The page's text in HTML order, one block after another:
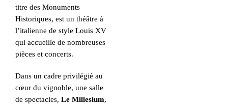
titre des Monuments
Historiques, est un théâtre à
l’italienne de style Louis XV
qui accueille de nombreuses
pièces et concerts.
Dans un cadre privilégié au
cœur du vignoble, une salle
de spectacles, Le Millesium,